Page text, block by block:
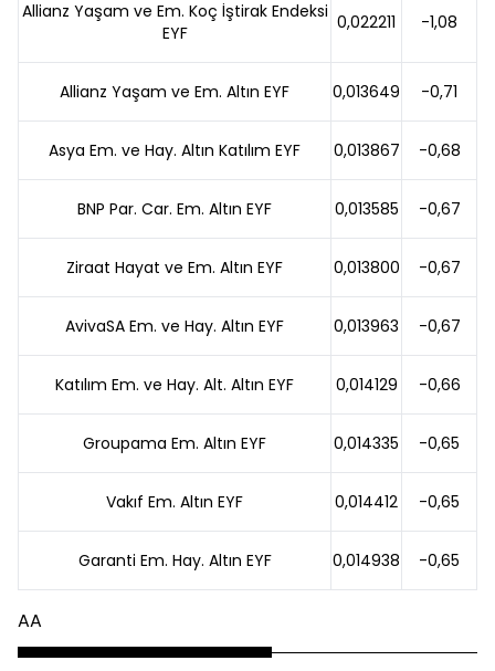
Allianz Yaşam ve Em. Koç İştirak Endeksi
EYF
0,022211 -1,08
Allianz Yaşam ve Em. Altın EYF 0,013649 -0,71
Asya Em. ve Hay. Altın Katılım EYF 0,013867 -0,68
BNP Par. Car. Em. Altın EYF 0,013585 -0,67
Ziraat Hayat ve Em. Altın EYF 0,013800 -0,67
AvivaSA Em. ve Hay. Altın EYF 0,013963 -0,67
Katılım Em. ve Hay. Alt. Altın EYF 0,014129 -0,66
Groupama Em. Altın EYF 0,014335 -0,65
Vakıf Em. Altın EYF 0,014412 -0,65
Garanti Em. Hay. Altın EYF 0,014938 -0,65
AA